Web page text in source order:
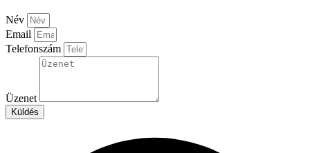
Név
Email
Telefonszám
Üzenet
Küldés